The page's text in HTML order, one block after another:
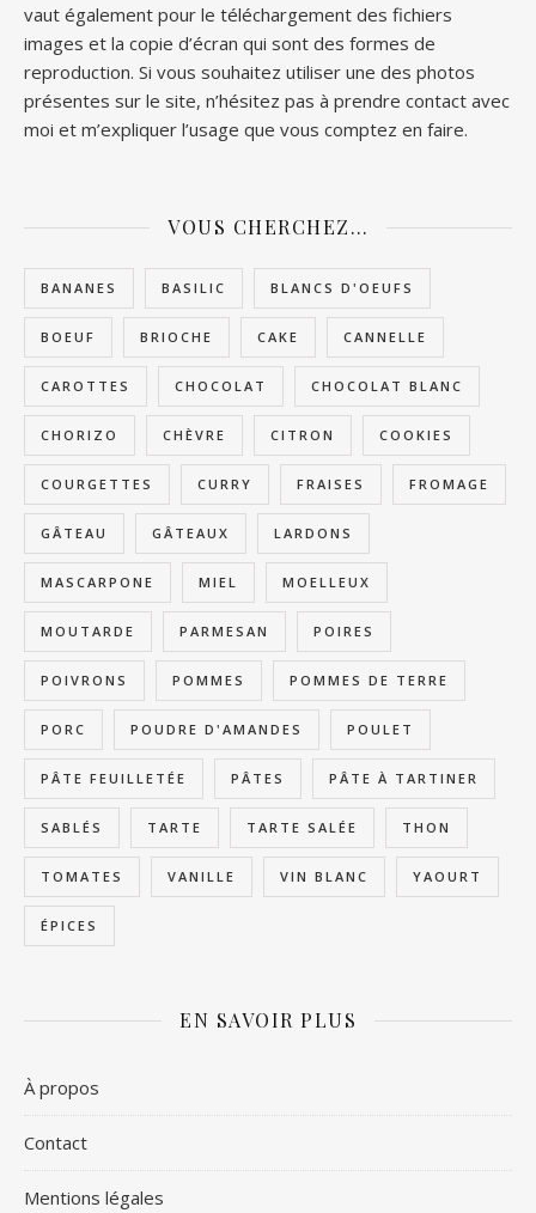
vaut également pour le téléchargement des fichiers
images et la copie d’écran qui sont des formes de
reproduction. Si vous souhaitez utiliser une des photos
présentes sur le site, n’hésitez pas à prendre contact avec
moi et m’expliquer l’usage que vous comptez en faire.
VOUS CHERCHEZ…
BANANES BASILIC BLANCS D'OEUFS
BOEUF BRIOCHE CAKE CANNELLE
CAROTTES CHOCOLAT CHOCOLAT BLANC
CHORIZO CHÈVRE CITRON COOKIES
COURGETTES CURRY FRAISES FROMAGE
GÂTEAU GÂTEAUX LARDONS
MASCARPONE MIEL MOELLEUX
MOUTARDE PARMESAN POIRES
POIVRONS POMMES POMMES DE TERRE
PORC POUDRE D'AMANDES POULET
PÂTE FEUILLETÉE PÂTES PÂTE À TARTINER
SABLÉS TARTE TARTE SALÉE THON
TOMATES VANILLE VIN BLANC YAOURT
ÉPICES
EN SAVOIR PLUS
À propos
Contact
Mentions légales